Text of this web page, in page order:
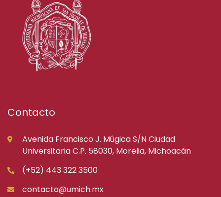
Contacto
Avenida Francisco J. Múgica S/N Ciudad
Universitaria C.P. 58030, Morelia, Michoacán
(+52) 443 322 3500
contacto@umich.mx